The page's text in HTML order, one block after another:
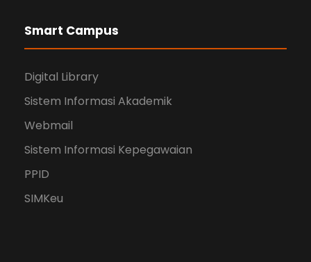
Smart Campus
Digital Library
Sistem Informasi Akademik
Webmail
Sistem Informasi Kepegawaian
PPID
SIMKeu